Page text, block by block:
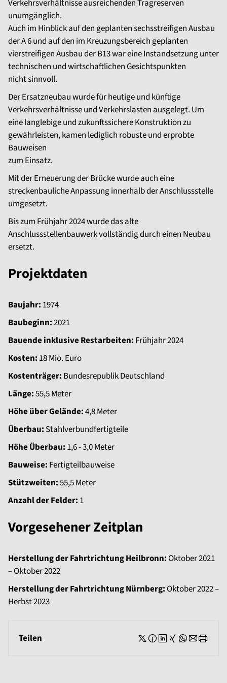
Verkehrsverhältnisse ausreichenden Tragreserven
unumgänglich.
Auch im Hinblick auf den geplanten sechsstreifigen Ausbau
der A 6 und auf den im Kreuzungsbereich geplanten
vierstreifigen Ausbau der B13 war eine Instandsetzung unter
technischen und wirtschaftlichen Gesichtspunkten
nicht sinnvoll.
Der Ersatzneubau wurde für heutige und künftige
Verkehrsverhältnisse und Verkehrslasten ausgelegt. Um
eine langlebige und zukunftssichere Konstruktion zu
gewährleisten, kamen lediglich robuste und erprobte
Bauweisen
zum Einsatz.
Mit der Erneuerung der Brücke wurde auch eine
streckenbauliche Anpassung innerhalb der Anschlussstelle
umgesetzt.
Bis zum Frühjahr 2024 wurde das alte
Anschlussstellenbauwerk vollständig durch einen Neubau
ersetzt.
Projektdaten
Baujahr: 1974
Baubeginn:2021
Bauende inklusive Restarbeiten: Frühjahr 2024
Kosten: 18 Mio. Euro
Kostenträger: Bundesrepublik Deutschland
Länge:55,5 Meter
Höhe über Gelände:4,8 Meter
Überbau: Stahlverbundfertigteile
Höhe Überbau: 1,6 - 3,0 Meter
Bauweise: Fertigteilbauweise
Stützweiten:55,5 Meter
Anzahl der Felder: 1
Vorgesehener Zeitplan
Herstellung der Fahrtrichtung Heilbronn: Oktober 2021
– Oktober 2022
Herstellung der Fahrtrichtung Nürnberg: Oktober 2022 –
Herbst 2023
Teilen